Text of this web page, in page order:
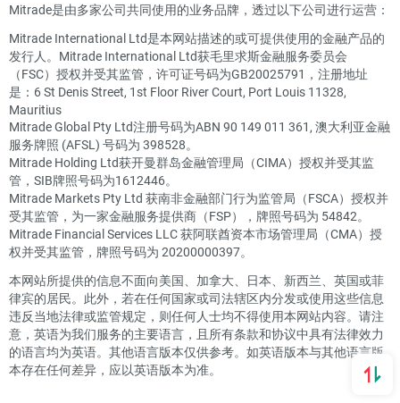
Mitrade是由多家公司共同使用的业务品牌，透过以下公司进行运营：
Mitrade International Ltd是本网站描述的或可提供使用的金融产品的
发行人。Mitrade International Ltd获毛里求斯金融服务委员会
（FSC）授权并受其监管，许可证号码为GB20025791，注册地址
是：6 St Denis Street, 1st Floor River Court, Port Louis 11328,
Mauritius
Mitrade Global Pty Ltd注册号码为ABN 90 149 011 361, 澳大利亚金融
服务牌照 (AFSL) 号码为 398528。
Mitrade Holding Ltd获开曼群岛金融管理局（CIMA）授权并受其监
管，SIB牌照号码为1612446。
Mitrade Markets Pty Ltd 获南非金融部门行为监管局（FSCA）授权并
受其监管，为一家金融服务提供商（FSP），牌照号码为 54842。
Mitrade Financial Services LLC 获阿联酋资本市场管理局（CMA）授
权并受其监管，牌照号码为 20200000397。
本网站所提供的信息不面向美国、加拿大、日本、新西兰、英国或菲
律宾的居民。此外，若在任何国家或司法辖区内分发或使用这些信息
违反当地法律或监管规定，则任何人士均不得使用本网站内容。请注
意，英语为我们服务的主要语言，且所有条款和协议中具有法律效力
的语言均为英语。其他语言版本仅供参考。如英语版本与其他语言版
本存在任何差异，应以英语版本为准。